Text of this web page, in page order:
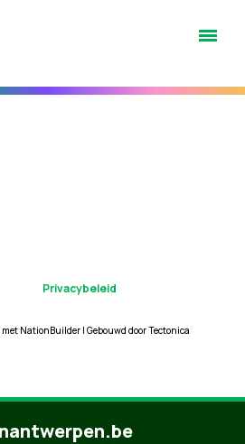
met NationBuilder | Gebouwd doorTectonica
Privacybeleid